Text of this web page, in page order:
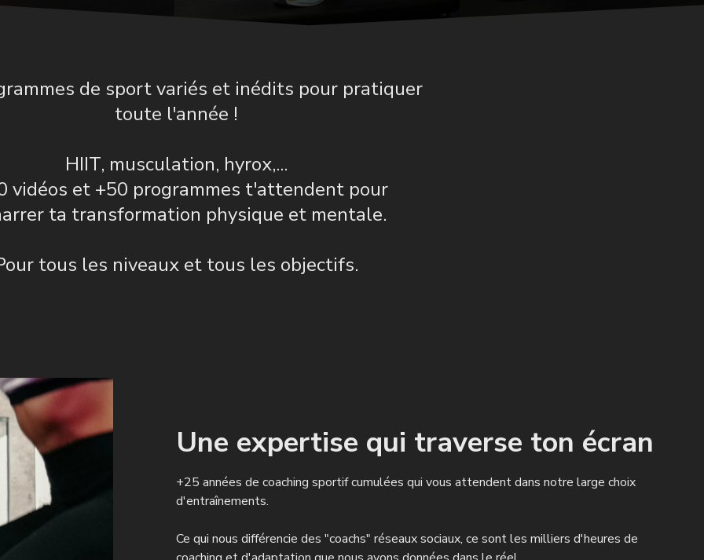
de sport variés et inédits pour pratiquer
toute l'année !
HIIT, musculation, hyrox,...
vidéos et +50 programmes t'attendent pour
ta transformation physique et mentale.
tous les niveaux et tous les objectifs.
Une expertise qui traverse ton écran
+25 années de coaching sportif cumulées qui vous attendent dans notre large choix
d'entraînements.
Ce qui nous différencie des "coachs" réseaux sociaux, ce sont les milliers d'heures de